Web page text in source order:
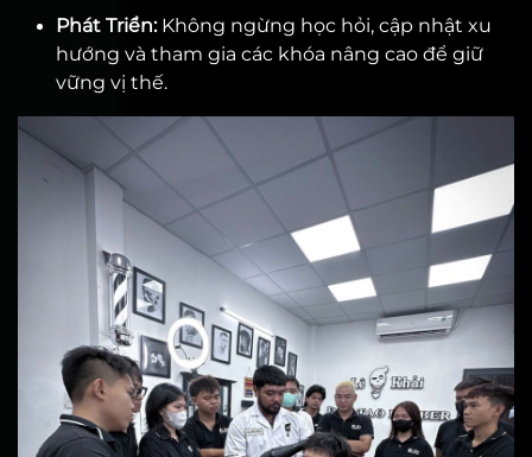
Phát Triển:Không ngừng học hỏi, cập nhật xu
hướng và tham gia các khóa nâng cao để giữ
vững vị thế.